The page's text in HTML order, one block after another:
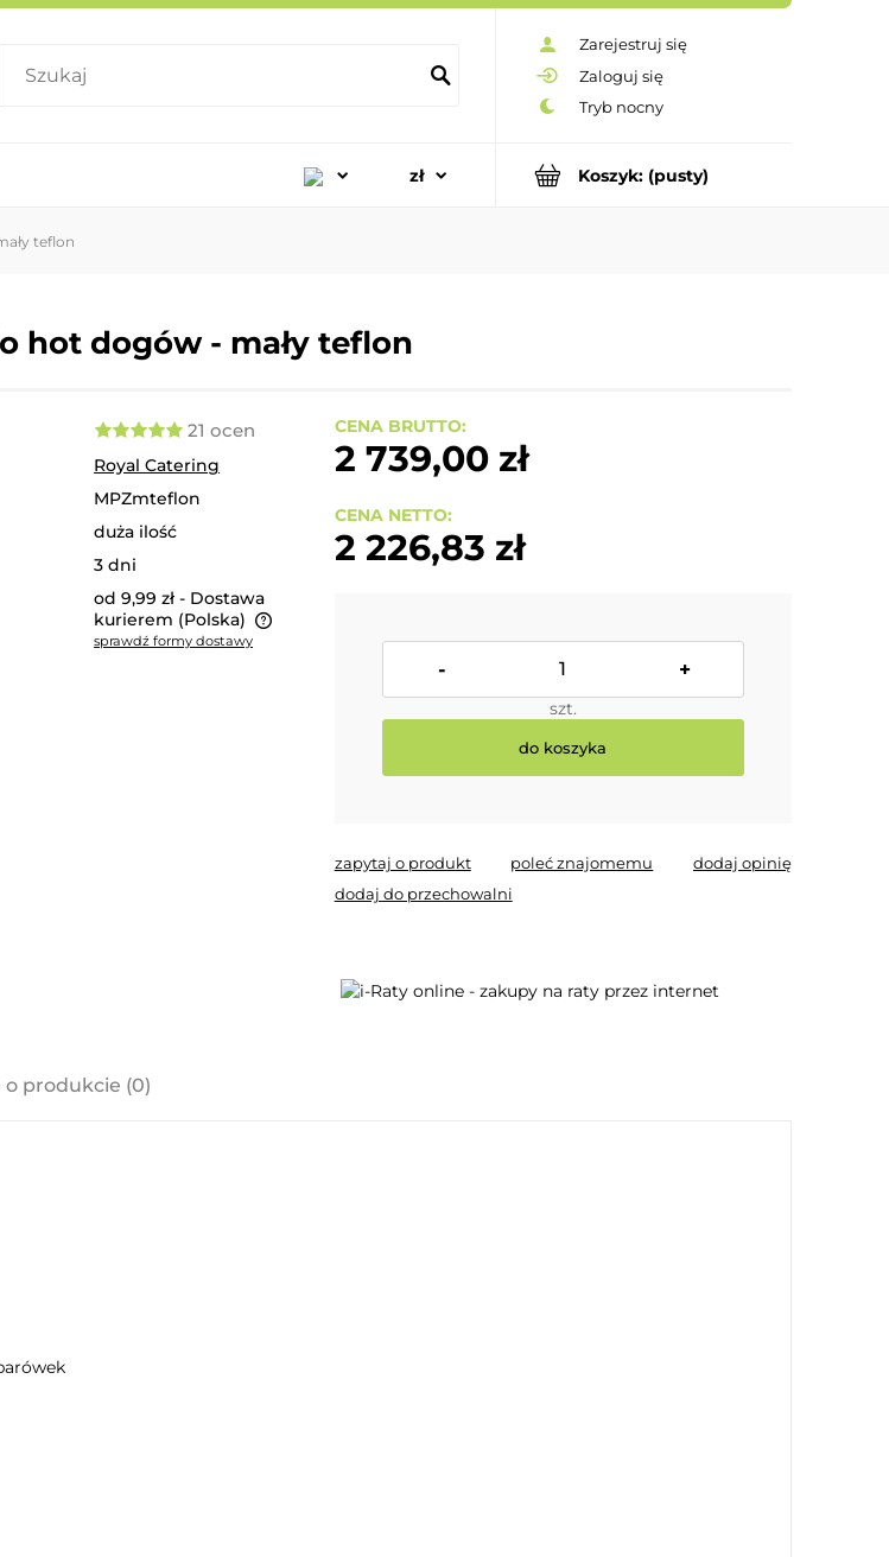
Zarejestruj się
Zaloguj się
Koszyk: (pusty)
teflon
hot dogów - mały teflon
21 ocen
Royal Catering
MPZmteflon
duża ilość
3 dni
od 9,99 zł - Dostawa
kurierem (Polska)
sprawdź formy dostawy
CENA BRUTTO:
2 739,00 zł
CENA NETTO:
2 226,83 zł
- +
szt.
do koszyka
zapytaj o produkt poleć znajomemu
dodaj opinię
dodaj do przechowalni
o produkcie (0)